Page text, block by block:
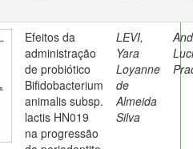
Efeitos da
administração
de probiótico
Bifidobacterium
animalis subsp.
lactis HN019
na progressão
LEVI,
Yara
Loyanne
de
Almeida
Silva